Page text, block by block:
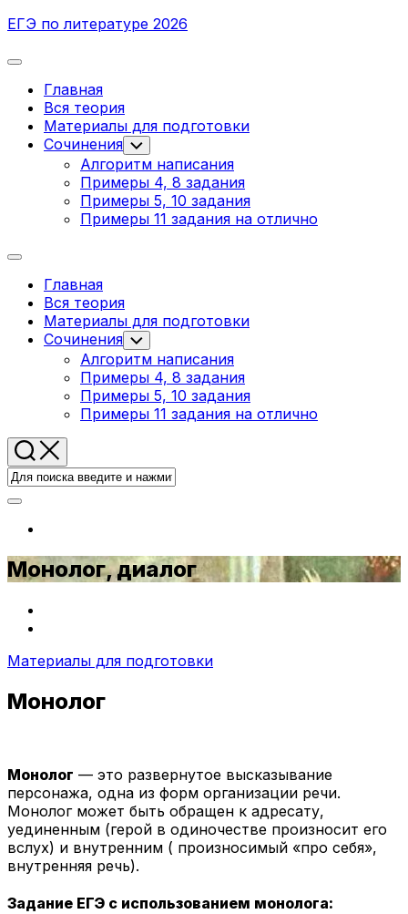
Перейти
содержанию
ЕГЭ по литературе 2026
Развернуть
Главная
Вся теория
Родительская
текущая
страница
Материалы для подготовки
Сочинения Переключатель
дочернего
меню
Алгоритм написания
Примеры 4, 8 задания
Примеры 5, 10 задания
Примеры 11 задания на отлично
Развернуть
Главная
Вся теория
Родительская
текущая
страница
Материалы для подготовки
Сочинения Переключатель
дочернего
меню
Алгоритм написания
Примеры 4, 8 задания
Примеры 5, 10 задания
Примеры 11 задания на отлично
Монолог, диалог
Материалы для подготовки
Монолог
Монолог — это развернутое высказывание
персонажа, одна из форм организации речи.
Монолог может быть обращен к адресату,
уединенным (герой в одиночестве произносит его
вслух) и внутренним ( произносимый «про себя»,
внутренняя речь).
Задание ЕГЭ с использованием монолога: